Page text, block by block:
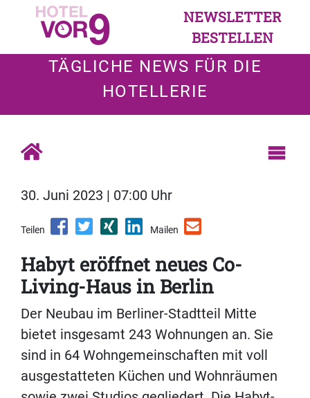
NEWSLETTER
BESTELLEN
TÄGLICHE NEWS FÜR DIE
HOTELLERIE
30. Juni 2023 | 07:00 Uhr
Teilen Mailen
Habyt eröffnet neues Co-
Living-Haus in Berlin
Der Neubau im Berliner-Stadtteil Mitte
bietet insgesamt 243 Wohnungen an. Sie
sind in 64 Wohngemeinschaften mit voll
ausgestatteten Küchen und Wohnräumen